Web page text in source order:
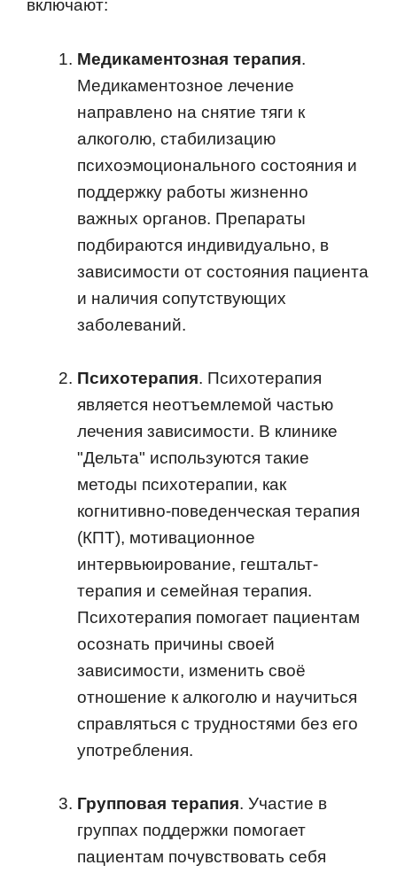
включают:
Медикаментозная терапия.
Медикаментозное лечение
направлено на снятие тяги к
алкоголю, стабилизацию
психоэмоционального состояния и
поддержку работы жизненно
важных органов. Препараты
подбираются индивидуально, в
зависимости от состояния пациента
и наличия сопутствующих
заболеваний.
Психотерапия. Психотерапия
является неотъемлемой частью
лечения зависимости. В клинике
"Дельта" используются такие
методы психотерапии, как
когнитивно-поведенческая терапия
(КПТ), мотивационное
интервьюирование, гештальт-
терапия и семейная терапия.
Психотерапия помогает пациентам
осознать причины своей
зависимости, изменить своё
отношение к алкоголю и научиться
справляться с трудностями без его
употребления.
Групповая терапия. Участие в
группах поддержки помогает
пациентам почувствовать себя